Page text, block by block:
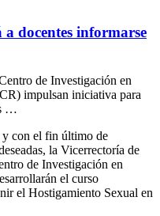
docentes informarse
de Investigación en
impulsan iniciativa para
…
y con el fin último de
la Vicerrectoría de
de Investigación en
el curso
el Hostigamiento Sexual en